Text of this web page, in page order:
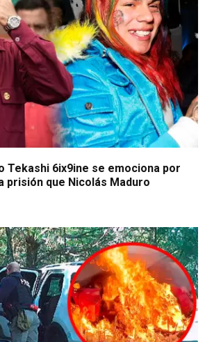
Tekashi 6ix9ine se emociona por
prisión que Nicolás Maduro